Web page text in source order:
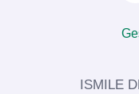
ISMILE